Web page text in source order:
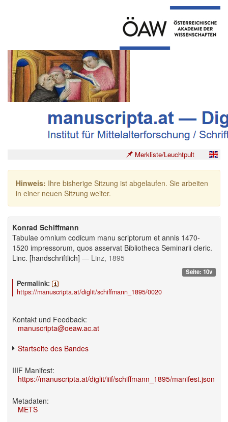
Merkliste/Leuchtpult
Hinweis: Ihre bisherige Sitzung ist abgelaufen. Sie arbeiten
in einer neuen Sitzung weiter.
Konrad Schiffmann
Tabulae omnium codicum manu scriptorum et annis 1470-
1520 impressorum, quos asservat Bibliotheca Seminarii cleric.
Linc. [handschriftlich] — Linz, 1895
Seite: 10v
Permalink:
https://manuscripta.at/diglit/schiffmann_1895/0020
Kontakt und Feedback:
manuscripta@oeaw.ac.at
Startseite des Bandes
IIIF Manifest:
https://manuscripta.at/diglit/iiif/schiffmann_1895/manifest.json
Metadaten:
METS